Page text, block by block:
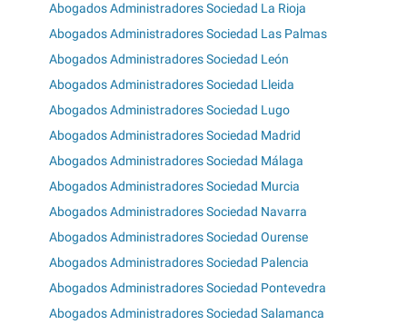
Abogados Administradores Sociedad La Rioja
Abogados Administradores Sociedad Las Palmas
Abogados Administradores Sociedad León
Abogados Administradores Sociedad Lleida
Abogados Administradores Sociedad Lugo
Abogados Administradores Sociedad Madrid
Abogados Administradores Sociedad Málaga
Abogados Administradores Sociedad Murcia
Abogados Administradores Sociedad Navarra
Abogados Administradores Sociedad Ourense
Abogados Administradores Sociedad Palencia
Abogados Administradores Sociedad Pontevedra
Abogados Administradores Sociedad Salamanca